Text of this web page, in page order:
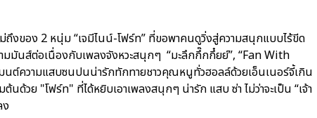
ถึงของ 2 หนุ่ม “เจมีไนน์-โฟร์ท” ที่ขอพาคนดูวิ่งสู่ความสนุกแบบไร้ขีด
ามมันส์ต่อเนื่องกับเพลงจังหวะสนุกๆ “มะลึกกึ๊กกึ๋ยย์”, “Fan With
นต์ความแสบซนปนน่ารักทักทายชาวคุณหนูทั่วฮอลล์ด้วยเอ็นเนอร์จี้เกิน
นด้วย "โฟร์ท" ที่ได้หยิบเอาเพลงสนุกๆ น่ารัก แสบ ซ่า ไม่ว่าจะเป็น “เจ้า
ง